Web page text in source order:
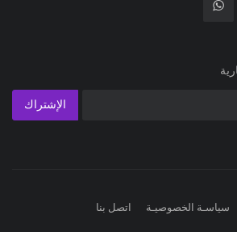
الإشتراك
سياسـة الخصوصيـة اتصل بنا